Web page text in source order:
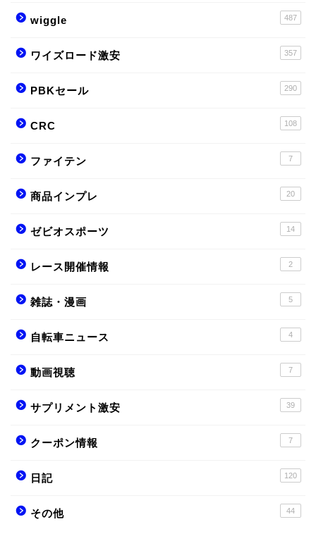
wiggle 487
ワイズロード激安 357
PBKセール 290
CRC 108
ファイテン 7
商品インプレ 20
ゼビオスポーツ 14
レース開催情報 2
雑誌・漫画 5
自転車ニュース 4
動画視聴 7
サプリメント激安 39
クーポン情報 7
日記 120
その他 44